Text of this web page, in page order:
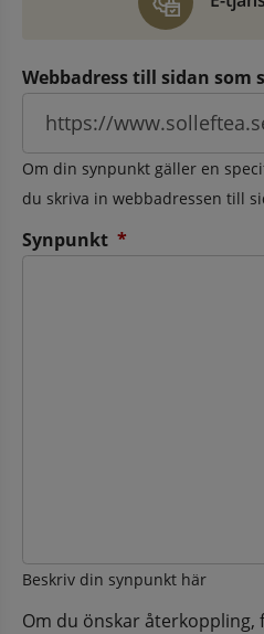
Webbadress till sidan som
Om din synpunkt gäller en
du skriva in webbadressen till
Synpunkt *
Beskriv din synpunkt här
Om du önskar återkoppling,